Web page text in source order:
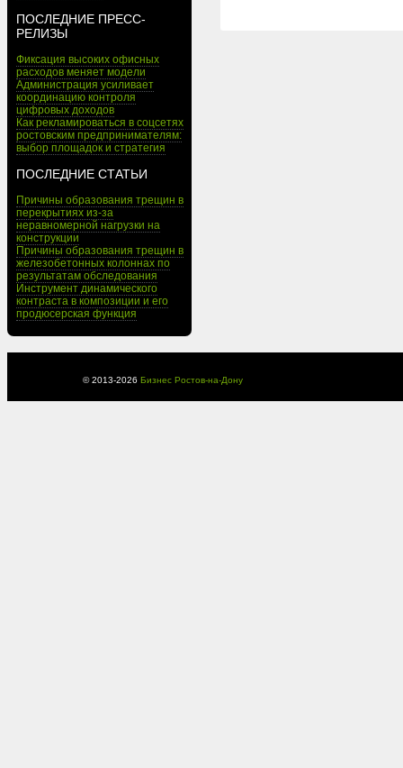
ПОСЛЕДНИЕ ПРЕСС-
РЕЛИЗЫ
Фиксация высоких офисных
расходов меняет модели
Администрация усиливает
координацию контроля
цифровых доходов
Как рекламироваться в соцсетях
ростовским предпринимателям:
выбор площадок и стратегия
ПОСЛЕДНИЕ СТАТЬИ
Причины образования трещин в
перекрытиях из-за
неравномерной нагрузки на
конструкции
Причины образования трещин в
железобетонных колоннах по
результатам обследования
Инструмент динамического
контраста в композиции и его
продюсерская функция
© 2013-2026 Бизнес Ростов-на-Дону